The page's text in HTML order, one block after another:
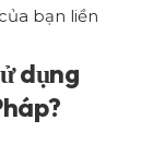
bạn liền
dụng